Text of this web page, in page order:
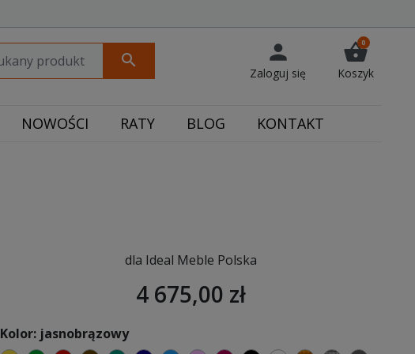
search person
Zaloguj się
shopping_basket
0
Koszyk
NOWOŚCI RATY BLOG KONTAKT
dla Ideal Meble Polska
4 675,00 zł
Kolor: jasnobrązowy